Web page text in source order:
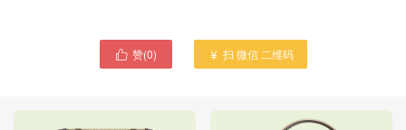
 赞(0)  扫 微信 二维码